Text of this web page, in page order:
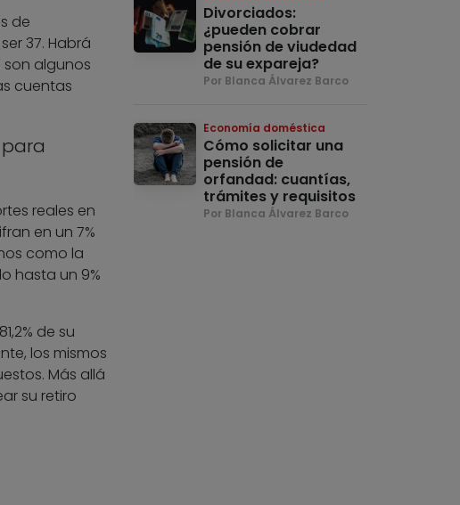
de
37. Habrá
algunos
cuentas
reales en
en un 7%
como la
hasta un 9%
de su
los mismos
Más allá
su retiro
Divorciados:
¿pueden cobrar
pensión de viudedad
de su expareja?
Por Blanca Álvarez Barco
Economía doméstica
Cómo solicitar una
pensión de
orfandad: cuantías,
trámites y requisitos
Por Blanca Álvarez Barco